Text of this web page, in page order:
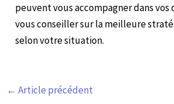
peuvent vous accompagner dans vos
vous conseiller sur la meilleure
selon votre situation.
← Article précédent